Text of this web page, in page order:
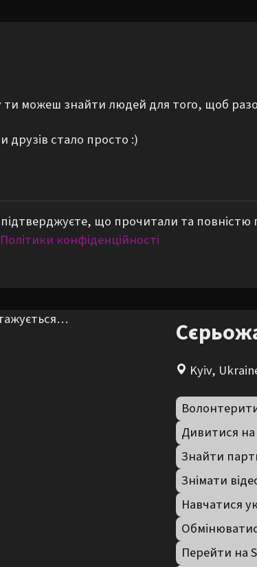
ти можеш знайти людей для того, щоб
стало просто :)
що прочитали та повністю
Політики конфіденційності
Kyiv,
Дивитися на
Знайти
Знімати
Навчатися
Перейти на